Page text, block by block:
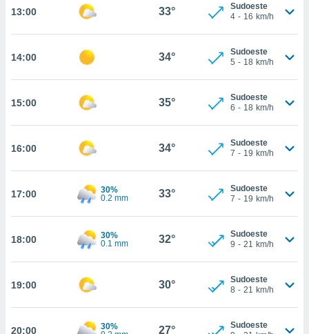
ou
a nossa
ao
todos os
no
um perfil
CONTINUAR
13:00 33°
Sudoeste
4 - 16 km/h
14:00 34°
Sudoeste
5 - 18 km/h
15:00 35°
Sudoeste
6 - 18 km/h
16:00 34°
Sudoeste
7 - 19 km/h
17:00
30%
0.2 mm
33°
Sudoeste
7 - 19 km/h
18:00
30%
0.1 mm
32°
Sudoeste
9 - 21 km/h
19:00 30°
Sudoeste
8 - 21 km/h
20:00
30%
27°
Sudoeste